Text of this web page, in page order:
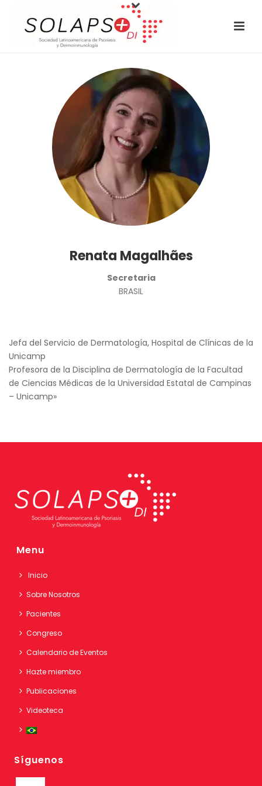
Renata Magalhães
Secretaria
BRASIL
Jefa del Servicio de Dermatología, Hospital de Clínicas de la
Unicamp
Profesora de la Disciplina de Dermatología de la Facultad
de Ciencias Médicas de la Universidad Estatal de Campinas
– Unicamp»
Menu
Inicio
Sobre Nosotros
Pacientes
Congreso
Calendario de Eventos
Hazte miembro
Publicaciones
Videoteca
Síguenos